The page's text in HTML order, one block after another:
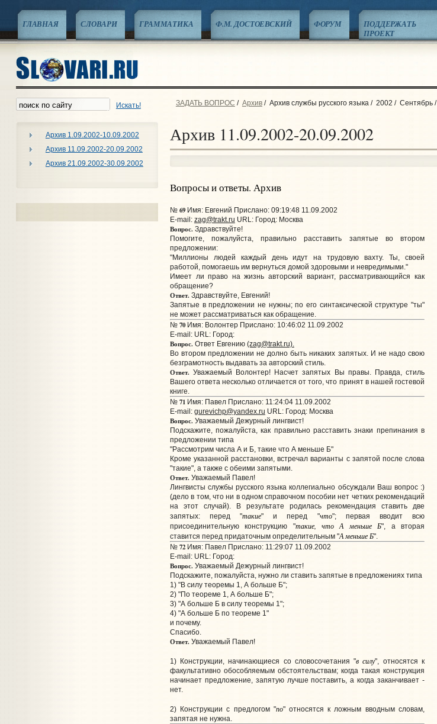
ГЛАВНАЯ СЛОВАРИ ГРАММАТИКА Ф.М. ДОСТОЕВСКИЙ ФОРУМ
ПОДДЕРЖАТЬ
ПРОЕКТ
Искать!
Архив 1.09.2002-10.09.2002
Архив 11.09.2002-20.09.2002
Архив 21.09.2002-30.09.2002
ЗАДАТЬ ВОПРОС / Архив/ Архив службы русского языка/ 2002 / Сентябрь/
Архив 11.09.2002-20.09.2002
Вопросы и ответы. Архив
№ 69Имя: Евгений Прислано: 09:19:48 11.09.2002
E-mail: zag@trakt.ru URL: Город: Москва
Вопрос.Здравствуйте!
Помогите, пожалуйста, правильно расставить запятые во втором
предложении:
"Миллионы людей каждый день идут на трудовую вахту. Ты, своей
работой, помогаешь им вернуться домой здоровыми и невредимыми."
Имеет ли право на жизнь авторский вариант, рассматривающийся как
обращение?
Ответ.Здравствуйте, Евгений!
Запятые в предложении не нужны; по его синтаксической структуре "ты"
не может рассматриваться как обращение.
№ 70Имя: Волонтер Прислано: 10:46:02 11.09.2002
E-mail: URL: Город:
Вопрос.Ответ Евгению (zag@trakt.ru).
Во втором предложении не долно быть никаких запятых. И не надо свою
безграмотность выдавать за авторский стиль.
Ответ.Уважаемый Волонтер! Насчет запятых Вы правы. Правда, стиль
Вашего ответа несколько отличается от того, что принят в нашей гостевой
книге.
№ 71Имя: Павел Прислано: 11:24:04 11.09.2002
E-mail: gurevichp@yandex.ru URL: Город: Москва
Вопрос.Уважаемый Дежурный лингвист!
Подскажите, пожалуйста, как правильно расставить знаки препинания в
предложении типа
"Рассмотрим числа А и Б, такие что А меньше Б"
Кроме указанной расстановки, встречал варианты с запятой после слова
"такие", а также с обеими запятыми.
Ответ.Уважаемый Павел!
Лингвисты службы русского языка коллегиально обсуждали Ваш вопрос :)
(дело в том, что ни в одном справочном пособии нет четких рекомендаций
на этот случай). В результате родилась рекомендация ставить две
запятых: перед "такие" и перед "что"; первая вводит всю
присоединительную конструкцию "такие, что А меньше Б", а вторая
ставится перед придаточным определительным "А меньше Б".
№ 72Имя: Павел Прислано: 11:29:07 11.09.2002
E-mail: URL: Город:
Вопрос.Уважаемый Дежурный лингвист!
Подскажите, пожалуйста, нужно ли ставить запятые в предложениях типа
1) "В силу теоремы 1, А больше Б";
2) "По теореме 1, А больше Б";
3) "А больше Б в силу теоремы 1";
4) "А больше Б по теореме 1"
и почему.
Спасибо.
Ответ.Уважаемый Павел!
1) Конструкции, начинающиеся со словосочетания "в силу", относятся к
факультативно обособляемым обстоятельствам; когда такая конструкция
начинает предложение, запятую лучше поставить, а когда заканчивает -
нет.
2) Конструкции с предлогом "по" относятся к ложным вводным словам,
запятая не нужна.